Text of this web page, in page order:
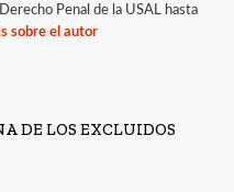
Penal de la USAL hasta
sobre el autor
DE LOS EXCLUIDOS